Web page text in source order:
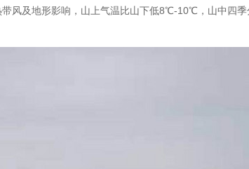
风及地形影响，山上气温比山下低8℃-10℃，山中四季